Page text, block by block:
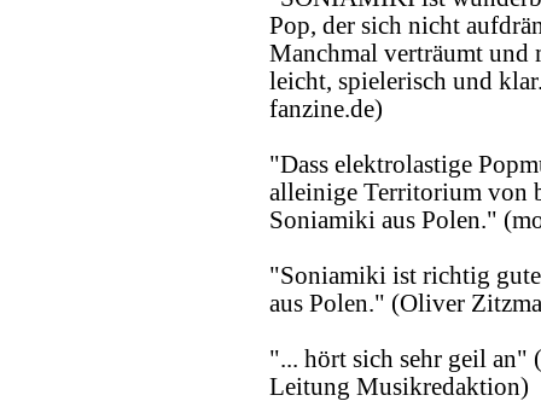
Pop, der sich nicht
Manchmal verträumt und
leicht, spielerisch und
fanzine.de)
"Dass elektrolastige
alleinige Territorium von
Soniamiki aus Polen."
"Soniamiki ist richtig
aus Polen." (Oliver
"... hört sich sehr geil an"
Leitung Musikredaktion)